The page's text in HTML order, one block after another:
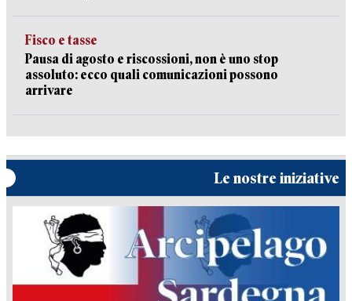
Fisco e tasse
Pausa di agosto e riscossioni, non è uno stop
assoluto: ecco quali comunicazioni possono
arrivare
Le nostre iniziative